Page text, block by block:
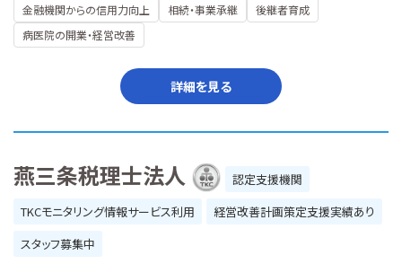
金融機関からの信用力向上
相続・事業承継
後継者育成
病医院の開業・経営改善
詳細を見る
燕三条税理士法人
認定支援機関
TKCモニタリング情報サービス利用
経営改善計画策定支援実績あり
スタッフ募集中